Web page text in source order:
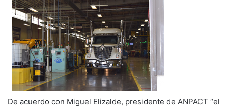
De acuerdo con Miguel Elizalde, presidente de ANPACT “el